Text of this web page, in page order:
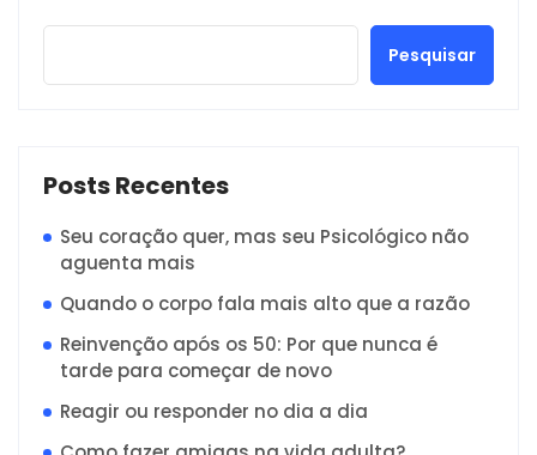
Pesquisar
Posts Recentes
Seu coração quer, mas seu Psicológico não
aguenta mais
Quando o corpo fala mais alto que a razão
Reinvenção após os 50: Por que nunca é
tarde para começar de novo
Reagir ou responder no dia a dia